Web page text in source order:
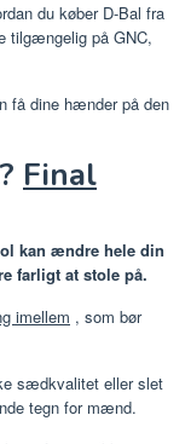
du køber D-Bal fra
tilgængelig på GNC,
få dine hænder på den
Final
kan ændre hele din
farligt at stole på.
imellem , som bør
sædkvalitet eller slet
tegn for mænd.